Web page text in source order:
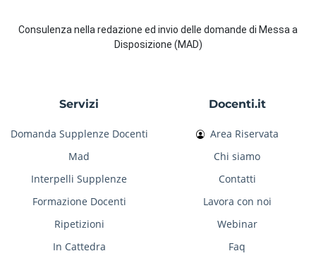
Consulenza nella redazione ed invio delle domande di Messa a
Disposizione (MAD)
Servizi
Domanda Supplenze Docenti
Mad
Interpelli Supplenze
Formazione Docenti
Ripetizioni
In Cattedra
Docenti.it
Area Riservata
Chi siamo
Contatti
Lavora con noi
Webinar
Faq